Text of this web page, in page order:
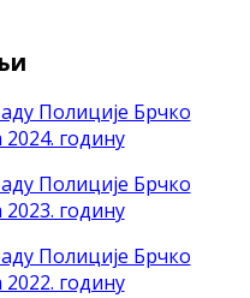
Полиције Брчко
годину
Полиције Брчко
годину
Полиције Брчко
годину